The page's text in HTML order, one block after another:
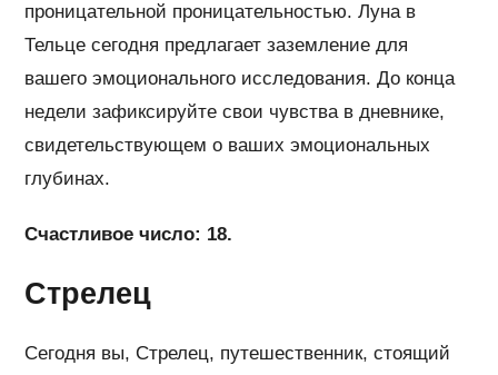
проницательной проницательностью. Луна в
Тельце сегодня предлагает заземление для
вашего эмоционального исследования. До конца
недели зафиксируйте свои чувства в дневнике,
свидетельствующем о ваших эмоциональных
глубинах.
Счастливое число: 18.
Стрелец
Сегодня вы, Стрелец, путешественник, стоящий